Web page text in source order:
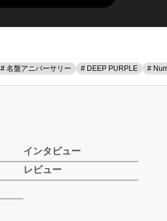
# 名盤アニバーサリー # DEEP PURPLE #
インタビュー
レビュー